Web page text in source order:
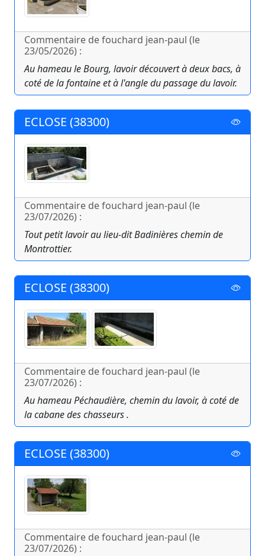
Commentaire de fouchard jean-paul (le
23/05/2026) :
Au hameau le Bourg, lavoir découvert à deux bacs, à
coté de la fontaine et à l'angle du passage du lavoir.
ECLOSE (38300)
Commentaire de fouchard jean-paul (le
23/07/2026) :
Tout petit lavoir au lieu-dit Badinières chemin de
Montrottier.
ECLOSE (38300)
Commentaire de fouchard jean-paul (le
23/07/2026) :
Au hameau Péchaudière, chemin du lavoir, à coté de
la cabane des chasseurs .
ECLOSE (38300)
Commentaire de fouchard jean-paul (le
23/07/2026) :